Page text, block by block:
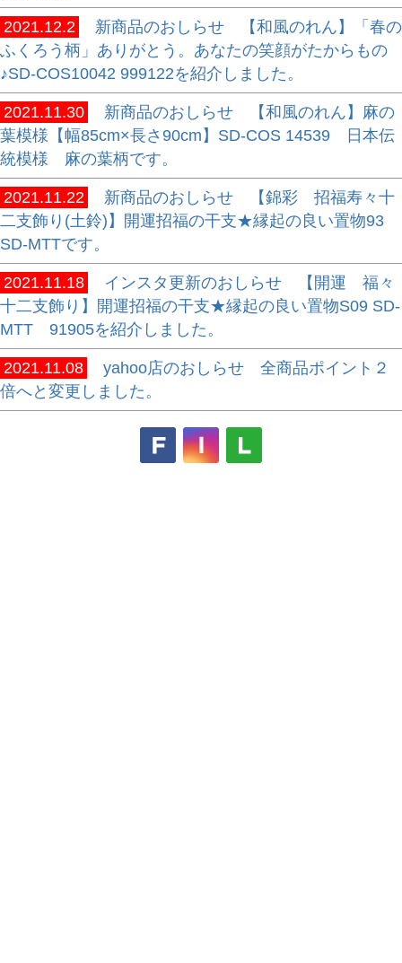
2021.12.2
新商品のおしらせ 【和風のれん】「春の
ふくろう柄」ありがとう。あなたの笑顔がたからもの
♪SD-COS10042 999122を紹介しました。
2021.11.30
新商品のおしらせ 【和風のれん】麻の
葉模様【幅85cm×長さ90cm】SD-COS 14539 日本伝
統模様 麻の葉柄です。
2021.11.22
新商品のおしらせ 【錦彩 招福寿々十
二支飾り(土鈴)】開運招福の干支★縁起の良い置物93
SD-MTTです。
2021.11.18
インスタ更新のおしらせ 【開運 福々
十二支飾り】開運招福の干支★縁起の良い置物S09 SD-
MTT 91905を紹介しました。
2021.11.08
yahoo店のおしらせ 全商品ポイント２
倍へと変更しました。